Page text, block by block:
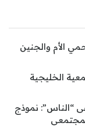
الأم والجنين
الخليجية
“الناس”: نموذج